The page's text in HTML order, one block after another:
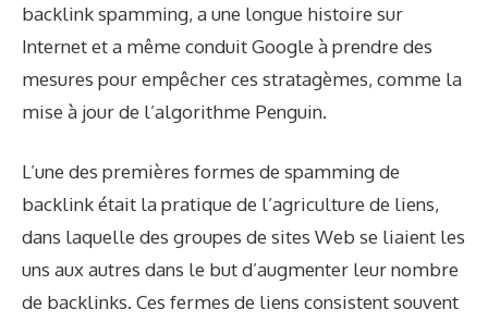
backlink spamming, a une longue histoire sur
Internet et a même conduit Google à prendre des
mesures pour empêcher ces stratagèmes, comme la
mise à jour de l’algorithme Penguin.
L’une des premières formes de spamming de
backlink était la pratique de l’agriculture de liens,
dans laquelle des groupes de sites Web se liaient les
uns aux autres dans le but d’augmenter leur nombre
de backlinks. Ces fermes de liens consistent souvent